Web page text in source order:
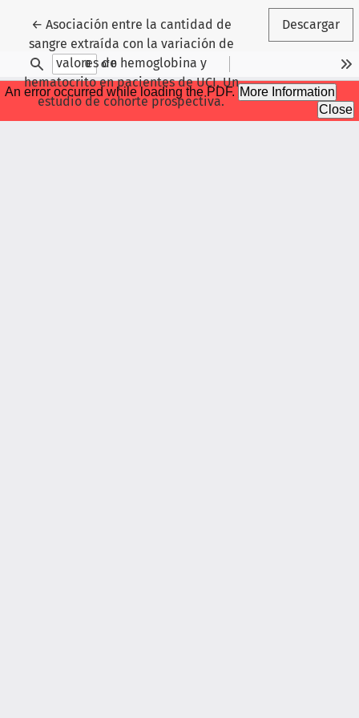
← Volver a los detalles del artículo
Asociación entre la cantidad de
sangre extraída con la variación de
valores de hemoglobina y
hematocrito en pacientes de UCI. Un
estudio de cohorte prospectiva.
Descargar